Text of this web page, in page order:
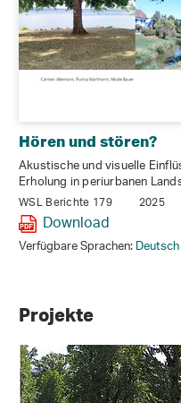
Hören und stören?
Akustische und visuelle
Erholung in periurbanen
WSL Berichte 179 2025
Download
Verfügbare Sprachen:Deutsch
Projekte